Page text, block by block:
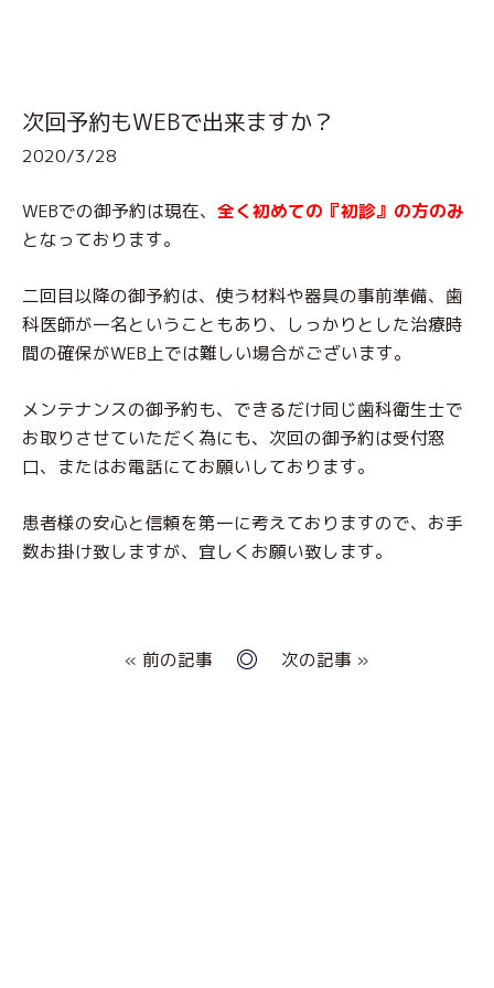
次回予約もWEBで出来ますか？
2020/3/28
WEBでの御予約は現在、 全く初めての『初診』の方のみ
となっております。
二回目以降の御予約は、使う材料や器具の事前準備、歯
科医師が一名ということもあり、しっかりとした治療時
間の確保がWEB上では難しい場合がございます。
メンテナンスの御予約も、できるだけ同じ歯科衛生士で
お取りさせていただく為にも、次回の御予約は受付窓
口、またはお電話にてお願いしております。
患者様の安心と信頼を第一に考えておりますので、お手
数お掛け致しますが、宜しくお願い致します。
« 前の記事 次の記事 »